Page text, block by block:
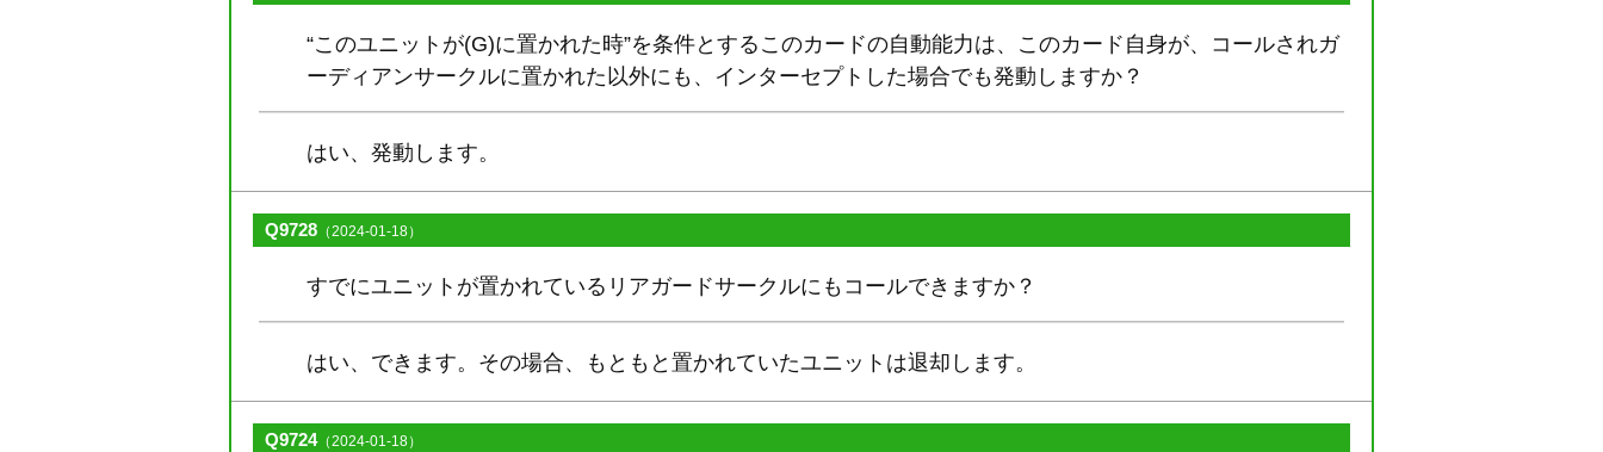
“このユニットが(G)に置かれた時”を条件とするこのカードの自動能力は、このカード自身が、コールされガ
ーディアンサークルに置かれた以外にも、インターセプトした場合でも発動しますか？
はい、発動します。
Q9728 （2024-01-18）
すでにユニットが置かれているリアガードサークルにもコールできますか？
はい、できます。その場合、もともと置かれていたユニットは退却します。
Q9724（2024-01-18）